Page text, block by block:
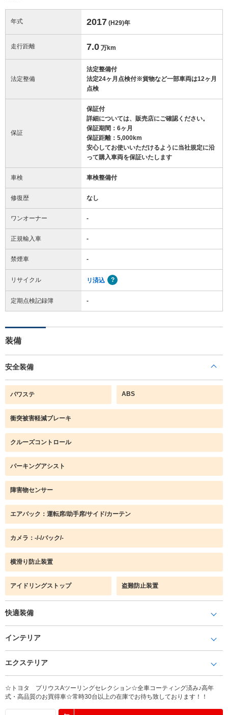
年式 2017 (H29)年
走行距離 7.0 万km
法定整備
法定整備付
法定24ヶ月点検付※貨物など一部車両は12ヶ月
点検
保証
保証付
詳細については、販売店にご確認ください。
保証期間：6ヶ月
保証距離：5,000km
安心してお使いいただけるように当社規定に沿
って購入車両を保証いたします
車検 車検整備付
修復歴 なし
ワンオーナー -
正規輸入車 -
禁煙車 -
リサイクル リ済込
定期点検記録簿 -
装備
安全装備
パワステ ABS
衝突被害軽減ブレーキ
クルーズコントロール
パーキングアシスト
障害物センサー
エアバック：運転席/助手席/サイド/カーテン
カメラ：-/-/バック/-
横滑り防止装置
アイドリングストップ 盗難防止装置
快適装備
インテリア
エクステリア
☆トヨタ プリウスAツーリングセレクション☆全車コーティング済み♪高年
式・高品質のお買得車☆常時30台以上の在庫でお待ち致しております！！